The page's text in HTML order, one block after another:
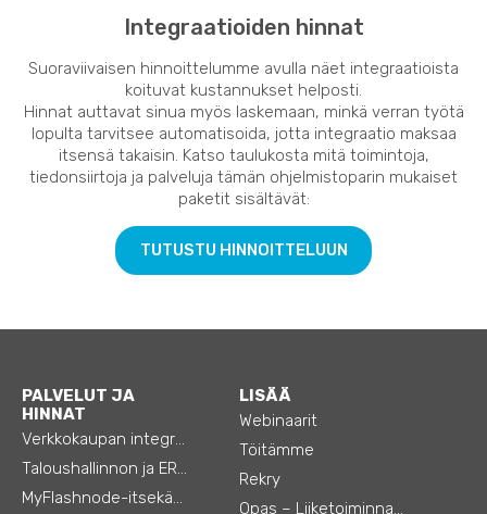
Integraatioiden hinnat
Suoraviivaisen hinnoittelumme avulla näet integraatioista
koituvat kustannukset helposti.
Hinnat auttavat sinua myös laskemaan, minkä verran työtä
lopulta tarvitsee automatisoida, jotta integraatio maksaa
itsensä takaisin. Katso taulukosta mitä toimintoja,
tiedonsiirtoja ja palveluja tämän ohjelmistoparin mukaiset
paketit sisältävät:
TUTUSTU HINNOITTELUUN
PALVELUT JA
HINNAT
Verkkokaupan integraatiot
Taloushallinnon ja ERP:n integraatiot
MyFlashnode-itsekäyttö-automaatio
LISÄÄ
Webinaarit
Töitämme
Rekry
Opas – Liiketoiminnan tehostamiseen